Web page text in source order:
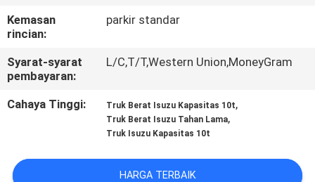
HUBUNGI
KASUS
Kemasan
rincian:
parkir standar
Syarat-syarat
pembayaran:
L/C,T/T,Western Union,MoneyGram
Cahaya Tinggi: Truk Berat Isuzu Kapasitas 10t,
Truk Berat Isuzu Tahan Lama,
Truk Isuzu Kapasitas 10t
HARGA TERBAIK